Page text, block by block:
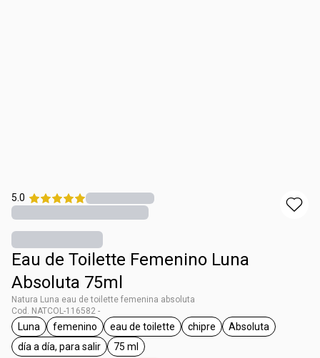
5.0
Eau de Toilette Femenino Luna
Absoluta 75ml
Natura Luna eau de toilette femenina absoluta
Cod. NATCOL-116582 -
general.tag Luna
Luna
general.tag femenino
femenino
general.tag eau de toilette
eau de toilette
general.tag chipre
chipre
general.tag
Absoluta
general.tag día a día, para salir
día a día, para salir
general.tag 75 ml
75 ml